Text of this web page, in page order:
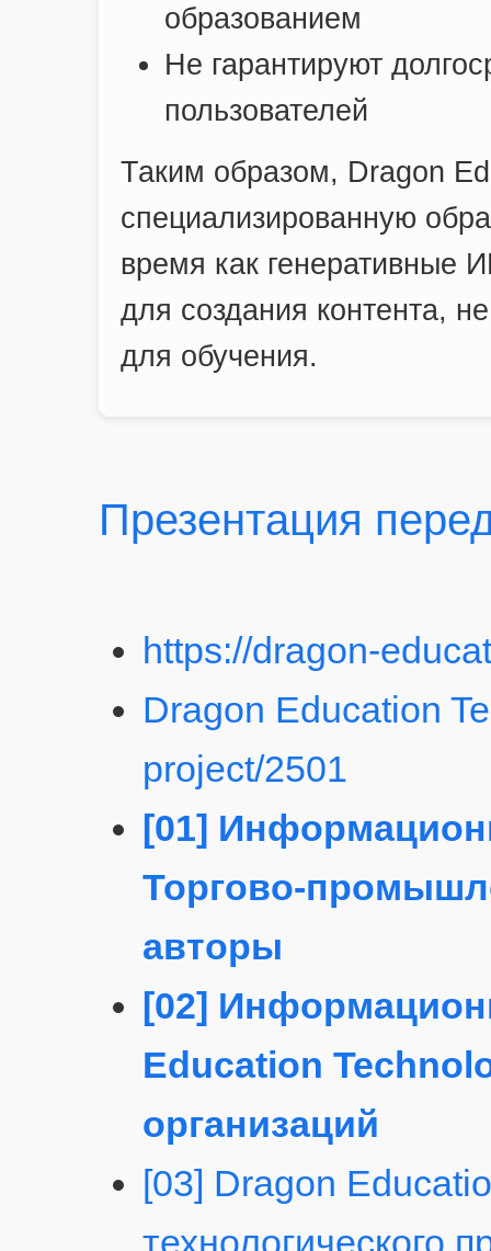
образованием
Не гарантируют
пользователей
Таким образом, Dragon
специализированную
время как генеративные
для создания контента,
для обучения.
Презентация
https://dragon-
Dragon Education
project/2501
[01]
Торгово-
авторы
[02]
Education
организаций
[03] Dragon
технологического